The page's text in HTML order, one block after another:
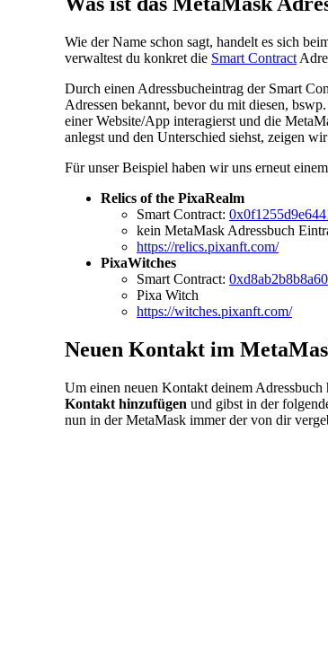
Wie der Name schon sagt, handelt es sich
verwaltest du konkret die Smart Contract
Durch einen Adressbucheintrag der Smart
Adressen bekannt, bevor du mit diesen,
einer Website/App interagierst und die
anlegst und den Unterschied siehst, zeigen
Für unser Beispiel haben wir uns erneut
Relics of the PixaRealm
Smart Contract:
kein MetaMask Adressbuch
https://relics.pixanft.com/
PixaWitches
Smart Contract:
Pixa Witch
https://witches.pixanft.com/
Neuen Kontakt im
Um einen neuen Kontakt deinem
Kontakt hinzufügen und gibst in der
nun in der MetaMask immer der von dir